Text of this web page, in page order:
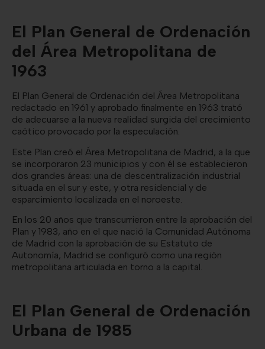
El Plan General de Ordenación
del Área Metropolitana de
1963
El Plan General de Ordenación del Área Metropolitana
redactado en 1961 y aprobado finalmente en 1963 trató
de adecuarse a la nueva realidad surgida del crecimiento
caótico provocado por la especulación.
Este Plan creó el Área Metropolitana de Madrid, a la que
se incorporaron 23 municipios y con él se establecieron
dos grandes áreas: una de descentralización industrial
situada en el sur y este, y otra residencial y de
esparcimiento localizada en el noroeste.
En los 20 años que transcurrieron entre la aprobación del
Plan y 1983, año en el que nació la Comunidad Autónoma
de Madrid con la aprobación de su Estatuto de
Autonomía, Madrid se configuró como una región
metropolitana articulada en torno a la capital.
El Plan General de Ordenación
Urbana de 1985